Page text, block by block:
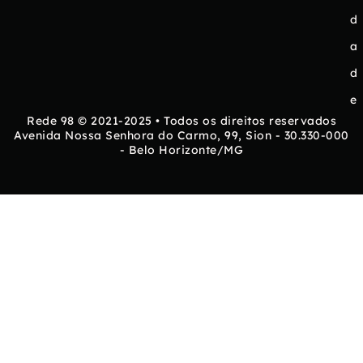
d
a
d
e
Rede 98 © 2021-2025 • Todos os direitos reservados
Avenida Nossa Senhora do Carmo, 99, Sion - 30.330-000
- Belo Horizonte/MG